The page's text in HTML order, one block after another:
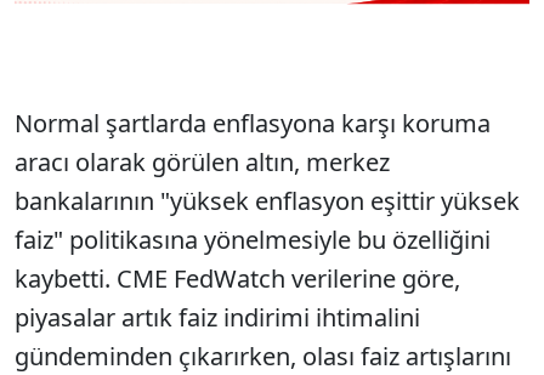
Normal şartlarda enflasyona karşı koruma
aracı olarak görülen altın, merkez
bankalarının "yüksek enflasyon eşittir yüksek
faiz" politikasına yönelmesiyle bu özelliğini
kaybetti. CME FedWatch verilerine göre,
piyasalar artık faiz indirimi ihtimalini
gündeminden çıkarırken, olası faiz artışlarını